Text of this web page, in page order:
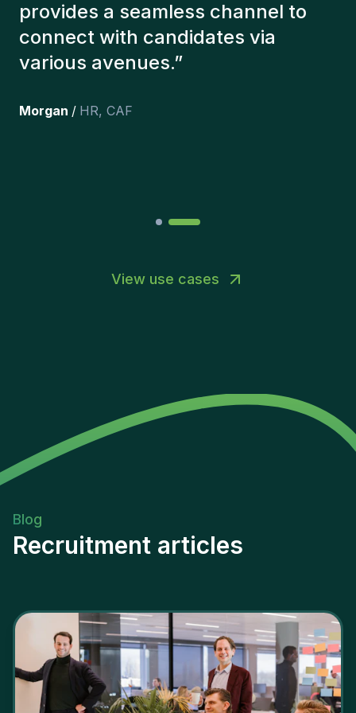
with the right candidates. The
people we've recruited are still
here, and personally I'm very
the team. ”
View use cases
Blog
Recruitment articles